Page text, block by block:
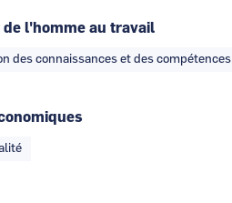
l'homme au travail
des connaissances et des compétences